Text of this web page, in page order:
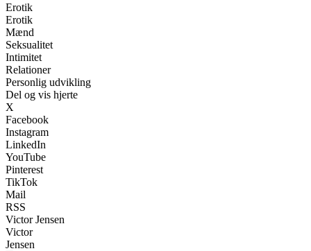
Erotik
Erotik
Mænd
Seksualitet
Intimitet
Relationer
Personlig udvikling
Del og vis hjerte
X
Facebook
Instagram
LinkedIn
YouTube
Pinterest
TikTok
Mail
RSS
Victor Jensen
Victor
Jensen